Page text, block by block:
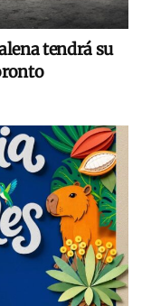
tendrá su